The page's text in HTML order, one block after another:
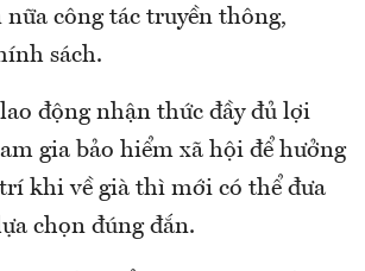
công tác truyền thông,
sách.
động nhận thức đầy đủ lợi
gia bảo hiểm xã hội để hưởng
khi về già thì mới có thể đưa
chọn đúng đắn.